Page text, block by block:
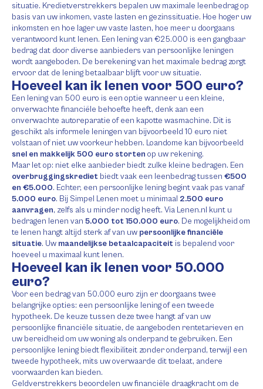
situatie. Kredietverstrekkers bepalen uw maximale leenbedrag op
basis van uw inkomen, vaste lasten en gezinssituatie. Hoe hoger uw
inkomsten en hoe lager uw vaste lasten, hoe meer u doorgaans
verantwoord kunt lenen. Een lening van €25.000 is een gangbaar
bedrag dat door diverse aanbieders van persoonlijke leningen
wordt aangeboden. De berekening van het maximale bedrag zorgt
ervoor dat de lening betaalbaar blijft voor uw situatie.
Hoeveel kan ik lenen voor 500 euro?
Een lening van 500 euro is een optie wanneer u een kleine,
onverwachte financiële behoefte heeft, denk aan een
onverwachte autoreparatie of een kapotte wasmachine. Dit is
geschikt als informele leningen van bijvoorbeeld 10 euro niet
volstaan of niet uw voorkeur hebben. Loandome kan bijvoorbeeld
snel en makkelijk 500 euro storten op uw rekening.
Maar let op: niet elke aanbieder biedt zulke kleine bedragen. Een
overbruggingskrediet biedt vaak een leenbedrag tussen €500
en €5.000. Echter, een persoonlijke lening begint vaak pas vanaf
5.000 euro. Bij Simpel Lenen moet u minimaal 2.500 euro
aanvragen, zelfs als u minder nodig heeft. Via Lenen.nl kunt u
bedragen lenen van 5.000 tot 150.000 euro. De mogelijkheid om
te lenen hangt altijd sterk af van uw persoonlijke financiële
situatie. Uw maandelijkse betaalcapaciteit is bepalend voor
hoeveel u maximaal kunt lenen.
Hoeveel kan ik lenen voor 50.000
euro?
Voor een bedrag van 50.000 euro zijn er doorgaans twee
belangrijke opties: een persoonlijke lening of een tweede
hypotheek. De keuze tussen deze twee hangt af van uw
persoonlijke financiële situatie, de aangeboden rentetarieven en
uw bereidheid om uw woning als onderpand te gebruiken. Een
persoonlijke lening biedt flexibiliteit zonder onderpand, terwijl een
tweede hypotheek, mits uw overwaarde dit toelaat, andere
voorwaarden kan bieden.
Geldverstrekkers beoordelen uw financiële draagkracht om de